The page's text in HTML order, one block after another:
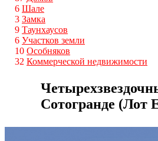
6 Шале
3 Замка
9 Таунхаусов
6 Участков земли
10 Особняков
32 Коммерческой недвижимости
Сотогранде (Лот